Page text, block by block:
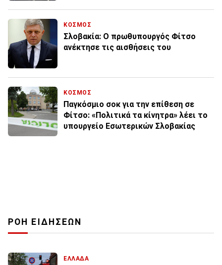
ΚΟΣΜΟΣ
Σλοβακία: Ο πρωθυπουργός Φίτσο
ανέκτησε τις αισθήσεις του
ΚΟΣΜΟΣ
Παγκόσμιο σοκ για την επίθεση σε
Φίτσο: «Πολιτικά τα κίνητρα» λέει το
υπουργείο Εσωτερικών Σλοβακίας
ΡΟΗ ΕΙΔΗΣΕΩΝ
ΕΛΛΑΔΑ